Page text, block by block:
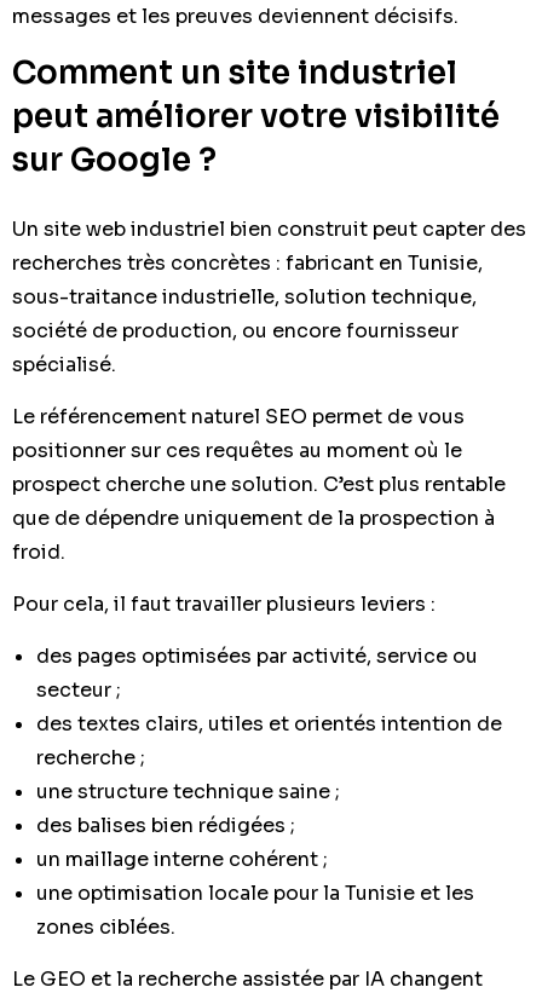
messages et les preuves deviennent décisifs.
Comment un site industriel
peut améliorer votre visibilité
sur Google ?
Un site web industriel bien construit peut capter des
recherches très concrètes : fabricant en Tunisie,
sous-traitance industrielle, solution technique,
société de production, ou encore fournisseur
spécialisé.
Le référencement naturel SEO permet de vous
positionner sur ces requêtes au moment où le
prospect cherche une solution. C’est plus rentable
que de dépendre uniquement de la prospection à
froid.
Pour cela, il faut travailler plusieurs leviers :
des pages optimisées par activité, service ou
secteur ;
des textes clairs, utiles et orientés intention de
recherche ;
une structure technique saine ;
des balises bien rédigées ;
un maillage interne cohérent ;
une optimisation locale pour la Tunisie et les
zones ciblées.
Le GEO et la recherche assistée par IA changent